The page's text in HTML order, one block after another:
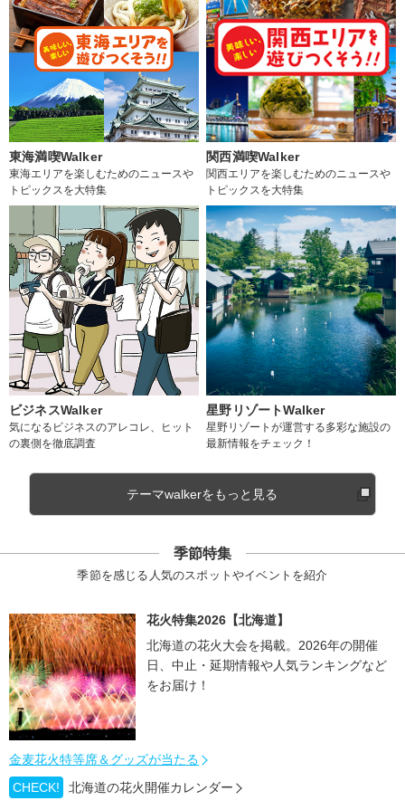
東海満喫Walker
東海エリアを楽しむためのニュースや
トピックスを大特集
関西満喫Walker
関西エリアを楽しむためのニュースや
トピックスを大特集
ビジネスWalker
気になるビジネスのアレコレ、ヒット
の裏側を徹底調査
星野リゾートWalker
星野リゾートが運営する多彩な施設の
最新情報をチェック！
テーマwalkerをもっと見る
季節特集
季節を感じる人気のスポットやイベントを紹介
花火特集2026【北海道】
北海道の花火大会を掲載。2026年の開催
日、中止・延期情報や人気ランキングなど
をお届け！
金麦花火特等席＆グッズが当たる
CHECK!
北海道の花火開催カレンダー